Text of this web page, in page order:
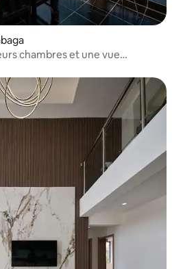
chambres et une vue